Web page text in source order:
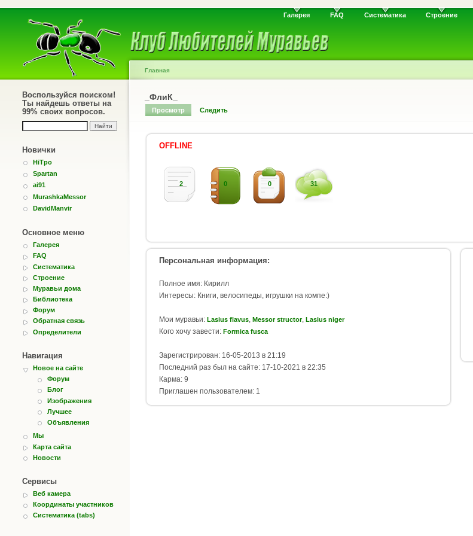
Галерея FAQ Систематика Строение
Воспользуйся поиском!
Ты найдешь ответы на
99% своих вопросов.
Новички
HiTpo
Spartan
ai91
MurashkaMessor
DavidManvir
Основное меню
Галерея
FAQ
Систематика
Строение
Муравьи дома
Библиотека
Форум
Обратная связь
Определители
Навигация
Новое на сайте
Форум
Блог
Изображения
Лучшее
Объявления
Мы
Карта сайта
Новости
Сервисы
Веб камера
Координаты участников
Систематика (tabs)
Главная
_ФлиК_
Просмотр Следить
OFFLINE
2 0 0 31
Персональная информация:
Полное имя: Кирилл
Интересы: Книги, велосипеды, игрушки на компе:)
Мои муравьи: Lasius flavus, Messor structor, Lasius niger
Кого хочу завести: Formica fusca
Зарегистрирован: 16-05-2013 в 21:19
Последний раз был на сайте: 17-10-2021 в 22:35
Карма: 9
Приглашен пользователем: 1